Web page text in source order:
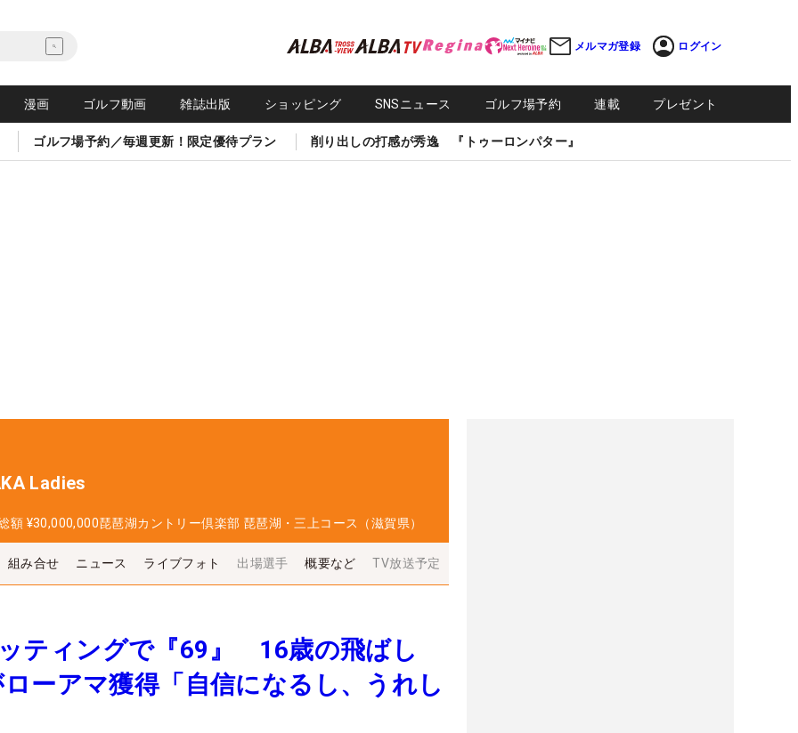
メルマガ登録 ログイン
漫画 ゴルフ動画 雑誌出版 ショッピング SNSニュース ゴルフ場予約 連載 プレゼント
ゴルフ場予約／毎週更新！限定優待プラン 削り出しの打感が秀逸 『トゥーロンパター』
Ladies
額 ¥30,000,000琵琶湖カントリー倶楽部 琵琶湖・三上コース（滋賀県）
組み合せ ニュース ライブフォト 出場選手 概要など TV放送予定
ティングで『69』 16歳の飛ばし
ーアマ獲得「自信になるし、うれし